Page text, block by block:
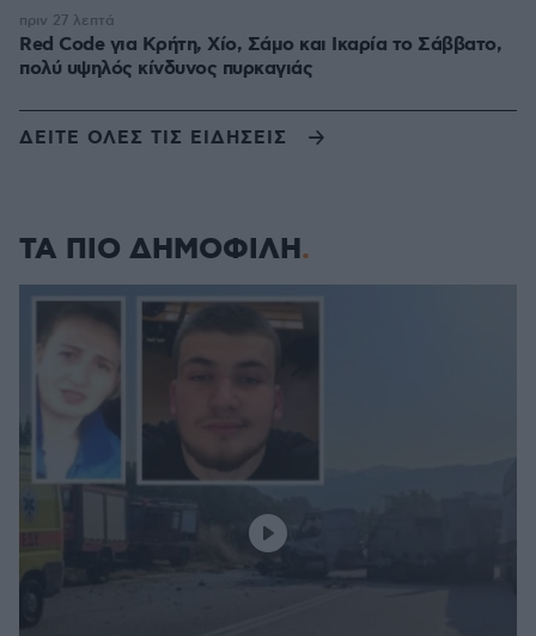
Red Code για Κρήτη, Χίο, Σάμο και Ικαρία το Σάββατο,
πολύ υψηλός κίνδυνος πυρκαγιάς
πριν 27 λεπτά
ΔΕΙΤΕ ΟΛΕΣ ΤΙΣ ΕΙΔΗΣΕΙΣ
ΤΑ ΠΙΟ ΔΗΜΟΦΙΛΗ